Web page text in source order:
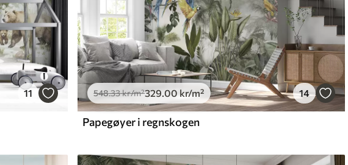
11 548.33kr/m²329.00 kr/m² 14
Papegøyer i regnskogen